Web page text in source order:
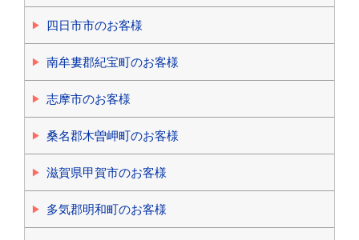
四日市市のお客様
南牟婁郡紀宝町のお客様
志摩市のお客様
桑名郡木曽岬町のお客様
滋賀県甲賀市のお客様
多気郡明和町のお客様